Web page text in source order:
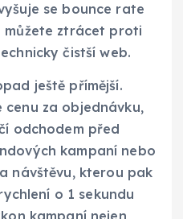
se bounce rate
můžete ztrácet proti
čistší web.
ještě přímější.
cenu za objednávku,
odchodem před
kampaní nebo
návštěvu, kterou pak
o 1 sekundu